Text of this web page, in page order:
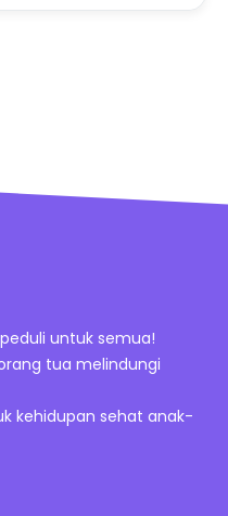
untuk semua!
tua melindungi
kehidupan sehat anak-